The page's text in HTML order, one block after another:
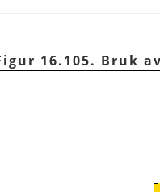
16.105. Bruk